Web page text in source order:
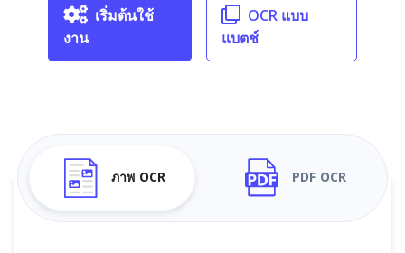
เริ่มต้นใช้
งาน
OCR แบบ
แบตช์
ภาพ OCR PDF OCR